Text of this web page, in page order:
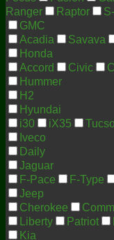
Ranger
Raptor
GMC
Acadia
Savava
Honda
Accord
Civic
Hummer
H2
Hyundai
i30
iX35
Iveco
Daily
Jaguar
F-Pace
F-Type
Jeep
Cherokee
Liberty
Patriot
Kia